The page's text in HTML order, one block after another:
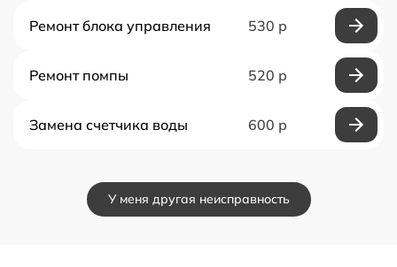
Ремонт блока управления 530 р
Ремонт помпы 520 р
Замена счетчика воды 600 р
У меня другая неисправность